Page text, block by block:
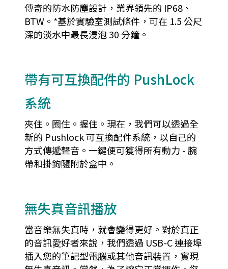
傳奇的防水防塵設計，業界領先的 IP68、
BTW。*基於實驗室測試條件，可在 1.5 公尺
深的淡水中最長浸泡 30 分鐘。
帶有可互換配件的 PushLock
系統
夾住。圈住。握住。現在，我們可以透過全
新的 Pushlock 可互換配件系統，以自己的
方式傳遞聲音。一鍵便可獲得所有動力 - 腕
帶和掛鉤隨附於盒中。
無失真音訊播放
當音樂無失真時，就會變得更好。對於真正
的音訊愛好者來說，我們透過 USB-C 連接埠
插入您的筆記型電腦或其他音訊裝置，實現